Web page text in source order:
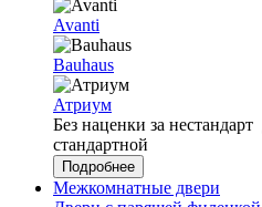
Avanti
Bauhaus
Атриум
Без наценки за нестандарт
стандартной
Подробнее
Межкомнатные двери